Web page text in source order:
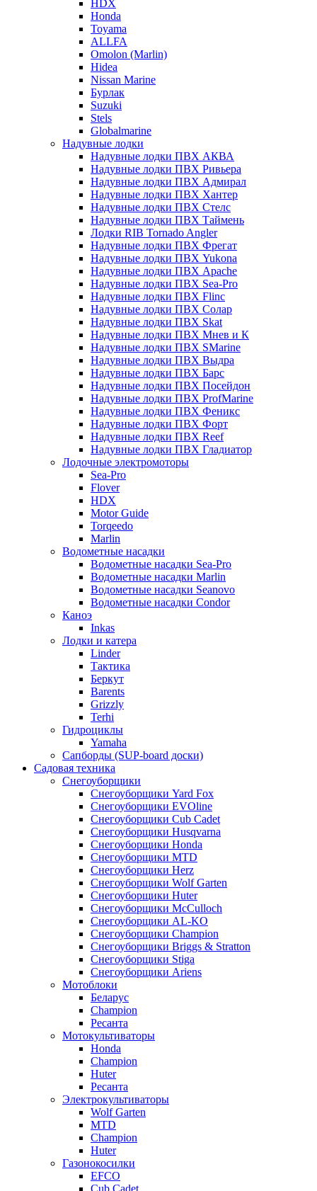
HDX
Honda
Toyama
ALLFA
Omolon (Marlin)
Hidea
Nissan Marine
Бурлак
Suzuki
Stels
Globalmarine
Надувные лодки
Надувные лодки ПВХ АКВА
Надувные лодки ПВХ Ривьера
Надувные лодки ПВХ Адмирал
Надувные лодки ПВХ Хантер
Надувные лодки ПВХ Стелс
Надувные лодки ПВХ Таймень
Лодки RIB Tornado Angler
Надувные лодки ПВХ Фрегат
Надувные лодки ПВХ Yukona
Надувные лодки ПВХ Apache
Надувные лодки ПВХ Sea-Pro
Надувные лодки ПВХ Flinc
Надувные лодки ПВХ Солар
Надувные лодки ПВХ Skat
Надувные лодки ПВХ Мнев и К
Надувные лодки ПВХ SMarine
Надувные лодки ПВХ Выдра
Надувные лодки ПВХ Барс
Надувные лодки ПВХ Посейдон
Надувные лодки ПВХ ProfMarine
Надувные лодки ПВХ Феникс
Надувные лодки ПВХ Форт
Надувные лодки ПВХ Reef
Надувные лодки ПВХ Гладиатор
Лодочные электромоторы
Sea-Pro
Flover
HDX
Motor Guide
Torqeedo
Marlin
Водометные насадки
Водометные насадки Sea-Pro
Водометные насадки Marlin
Водометные насадки Seanovo
Водометные насадки Condor
Каноэ
Inkas
Лодки и катера
Linder
Тактика
Беркут
Barents
Grizzly
Terhi
Гидроциклы
Yamaha
Сапборды (SUP-board доски)
Садовая техника
Снегоуборщики
Снегоуборщики Yard Fox
Снегоуборщики EVOline
Снегоуборщики Cub Cadet
Снегоуборщики Husqvarna
Снегоуборщики Honda
Снегоуборщики MTD
Снегоуборщики Herz
Снегоуборщики Wolf Garten
Снегоуборщики Huter
Снегоуборщики McCulloch
Снегоуборщики AL-KO
Снегоуборщики Champion
Снегоуборщики Briggs & Stratton
Снегоуборщики Stiga
Снегоуборщики Ariens
Мотоблоки
Беларус
Champion
Ресанта
Мотокультиваторы
Honda
Champion
Huter
Ресанта
Электрокультиваторы
Wolf Garten
MTD
Champion
Huter
Газонокосилки
EFCO
Cub Cadet